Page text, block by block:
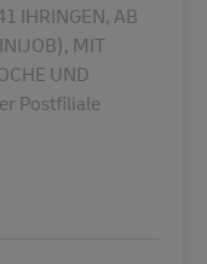
IHRINGEN, AB
MIT
UND
Postfiliale